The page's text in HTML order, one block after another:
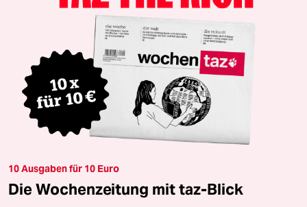
10 Ausgaben für 10 Euro
Die Wochenzeitung mit taz-Blick